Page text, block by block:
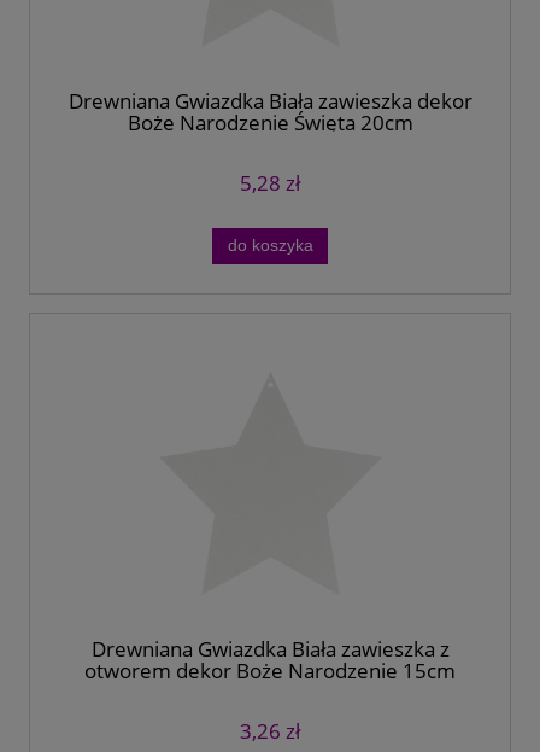
Drewniana Gwiazdka Biała zawieszka dekor
Boże Narodzenie Święta 20cm
5,28 zł
do koszyka
Drewniana Gwiazdka Biała zawieszka z
otworem dekor Boże Narodzenie 15cm
3,26 zł